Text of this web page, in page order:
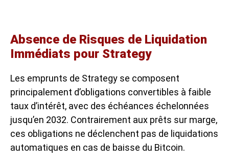
Absence de Risques de Liquidation
Immédiats pour Strategy
Les emprunts de Strategy se composent
principalement d’obligations convertibles à faible
taux d’intérêt, avec des échéances échelonnées
jusqu’en 2032. Contrairement aux prêts sur marge,
ces obligations ne déclenchent pas de liquidations
automatiques en cas de baisse du Bitcoin.